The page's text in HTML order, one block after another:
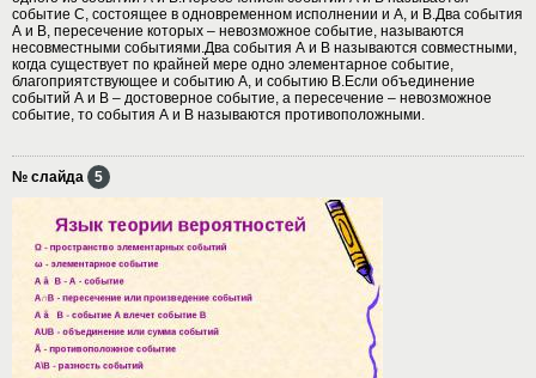
событие С, состоящее в одновременном исполнении и А, и В.Два события
А и В, пересечение которых – невозможное событие, называются
несовместными событиями.Два события А и В называются совместными,
когда существует по крайней мере одно элементарное событие,
благоприятствующее и событию А, и событию В.Если объединение
событий А и В – достоверное событие, а пересечение – невозможное
событие, то события А и В называются противоположными.
№ слайда 5